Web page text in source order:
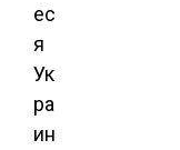
ес
я
Ук
ра
ин